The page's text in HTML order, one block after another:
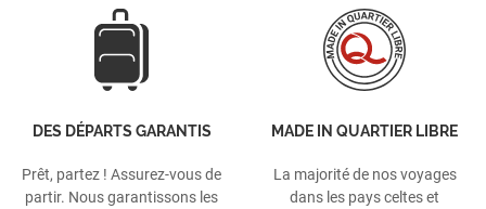
DES DÉPARTS GARANTIS
Prêt, partez ! Assurez-vous de
partir. Nous garantissons les
MADE IN QUARTIER LIBRE
La majorité de nos voyages
dans les pays celtes et